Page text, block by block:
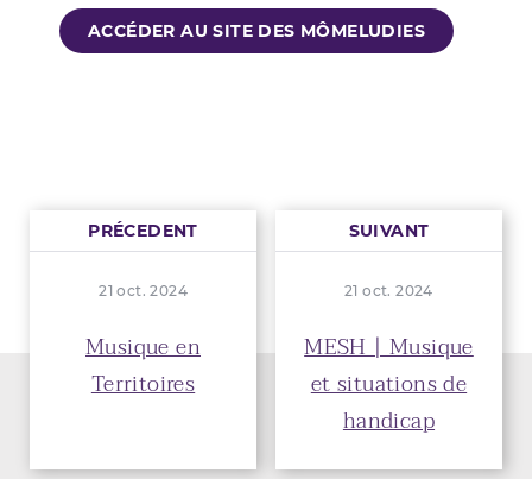
ACCÉDER AU SITE DES MÔMELUDIES
PRÉCEDENT
21 oct. 2024
Musique en
Territoires
SUIVANT
21 oct. 2024
MESH | Musique
et situations de
handicap